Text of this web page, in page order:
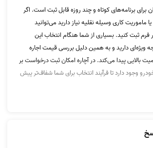
برای برنامه‌های کوتاه و چند روزه قابل ثبت است. اگر
ماموریت کاری وسیله نقلیه نیاز دارید می‌توانید
فرم ثبت کنید. بسیاری از شما هنگام انتخاب این
ویژه‌ای دارید و به همین دلیل بررسی قیمت اجاره
بالایی پیدا می‌کند. در آچاره امکان ثبت درخواست بر
وجود دارد تا فرآیند انتخاب برای شما شفاف‌تر پیش
اصفهان به خودرویی نیاز دارد که شرایط مناسبی
فراهم کند. زمانی که خودروی شخصی در دسترس نیست